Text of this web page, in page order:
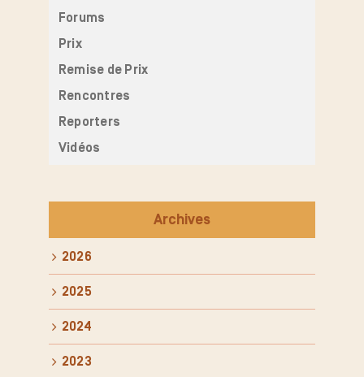
Forums
Prix
Remise de Prix
Rencontres
Reporters
Vidéos
Archives
2026
2025
2024
2023